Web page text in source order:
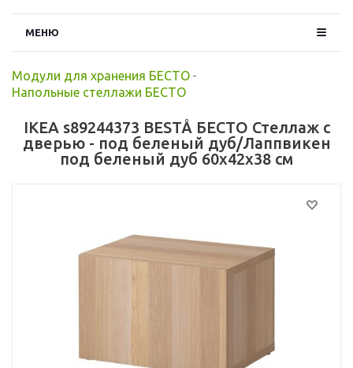
МЕНЮ
Модули для хранения БЕСТО -
Напольные стеллажи БЕСТО
IKEA s89244373 BESTÅ БЕСТО Стеллаж с
дверью - под беленый дуб/Лаппвикен
под беленый дуб 60x42x38 см